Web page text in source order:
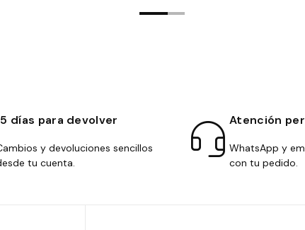
días para devolver
y devoluciones sencillos
tu cuenta.
Atención
WhatsApp y
con tu pedido.